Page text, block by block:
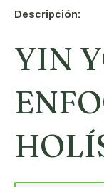
Descripción:
YIN